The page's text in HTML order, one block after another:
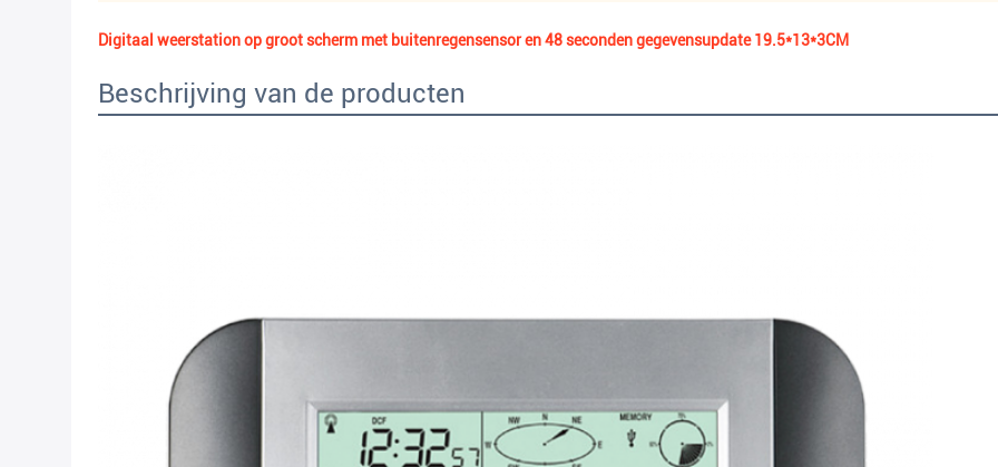
Digitaal weerstation op groot scherm met buitenregensensor en 48 seconden gegevensupdate 19.5*13*3CM
Beschrijving van de producten